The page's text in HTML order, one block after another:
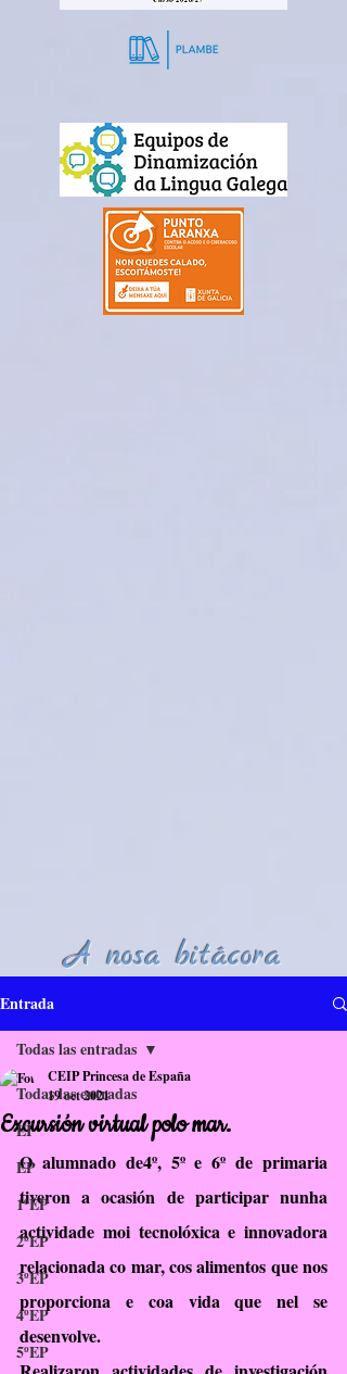
A nosa bitácora
Entrada
Todas las entradas
EI
EP
1ºEP
2ºEP
3ºEP
4ºEP
5ºEP
Todas las entradas
Excursión virtual polo mar.
CEIP Princesa de España
19 oct 2021
O alumnado de4º, 5º e 6º de primaria
tiveron a ocasión de participar nunha
actividade moi tecnolóxica e innovadora
relacionada co mar, cos alimentos que nos
proporciona e coa vida que nel se
desenvolve.